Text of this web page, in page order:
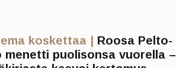
koskettaa | Roosa Pelto-
menetti puolisonsa vuorella –